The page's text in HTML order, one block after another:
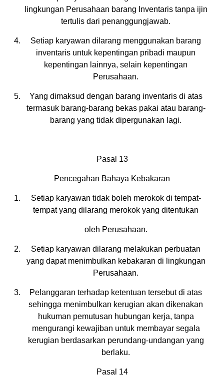
lingkungan Perusahaan barang Inventaris tanpa ijin
tertulis dari penanggungjawab.
Setiap karyawan dilarang menggunakan barang
inventaris untuk kepentingan pribadi maupun
kepentingan lainnya, selain kepentingan
Perusahaan.
Yang dimaksud dengan barang inventaris di atas
termasuk barang-barang bekas pakai atau barang-
barang yang tidak dipergunakan lagi.
Pasal 13
Pencegahan Bahaya Kebakaran
Setiap karyawan tidak boleh merokok di tempat-
tempat yang dilarang merokok yang ditentukan
oleh Perusahaan.
Setiap karyawan dilarang melakukan perbuatan
yang dapat menimbulkan kebakaran di lingkungan
Perusahaan.
Pelanggaran terhadap ketentuan tersebut di atas
sehingga menimbulkan kerugian akan dikenakan
hukuman pemutusan hubungan kerja, tanpa
mengurangi kewajiban untuk membayar segala
kerugian berdasarkan perundang-undangan yang
berlaku.
Pasal 14